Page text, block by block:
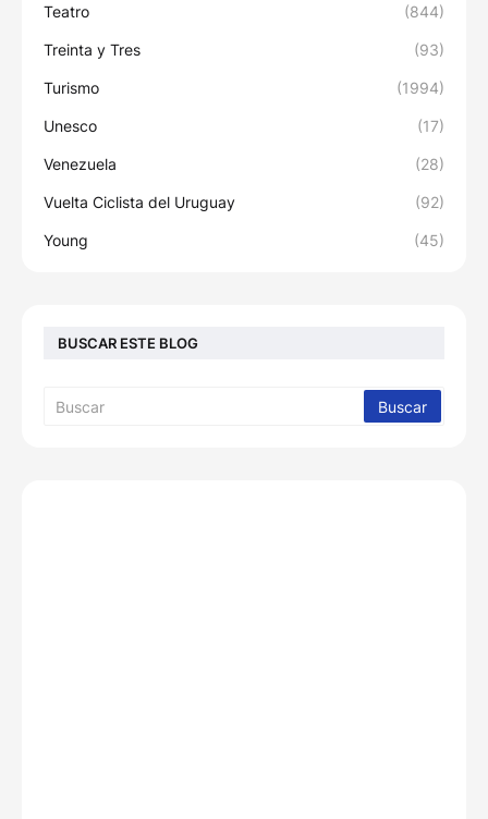
Teatro (844)
Treinta y Tres (93)
Turismo (1994)
Unesco (17)
Venezuela (28)
Vuelta Ciclista del Uruguay (92)
Young (45)
BUSCAR ESTE BLOG